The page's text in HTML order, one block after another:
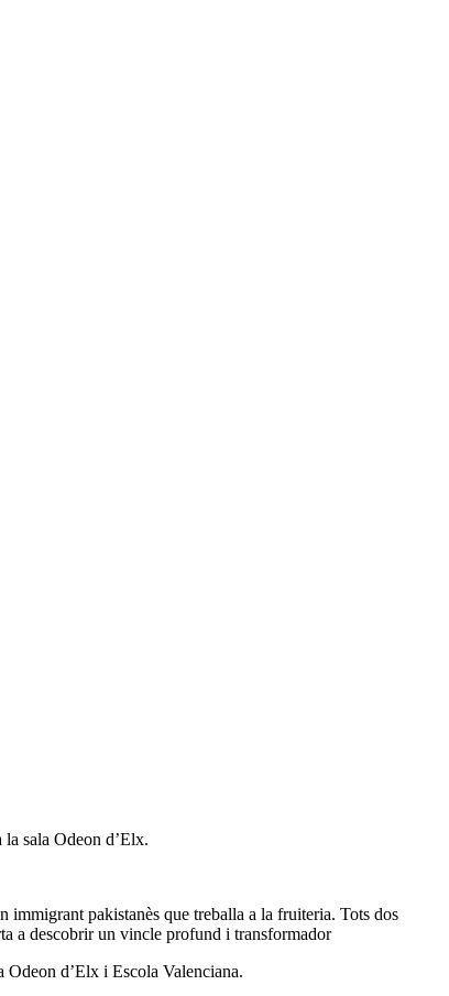
la sala Odeon d’Elx.
immigrant pakistanès que treballa a la fruiteria. Tots dos
a descobrir un vincle profund i transformador
d’Elx i Escola Valenciana.